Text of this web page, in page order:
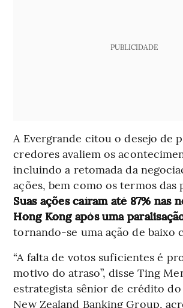
PUBLICIDADE
A Evergrande citou o desejo de
credores avaliem os
incluindo a retomada da
ações, bem como os termos das
Suas ações caíram até 87% nas
Hong Kong após uma
tornando-se uma ação de baixo
“A falta de votos suficientes é
motivo do atraso”, disse Ting
estrategista sênior de crédito
New Zealand Banking Group,